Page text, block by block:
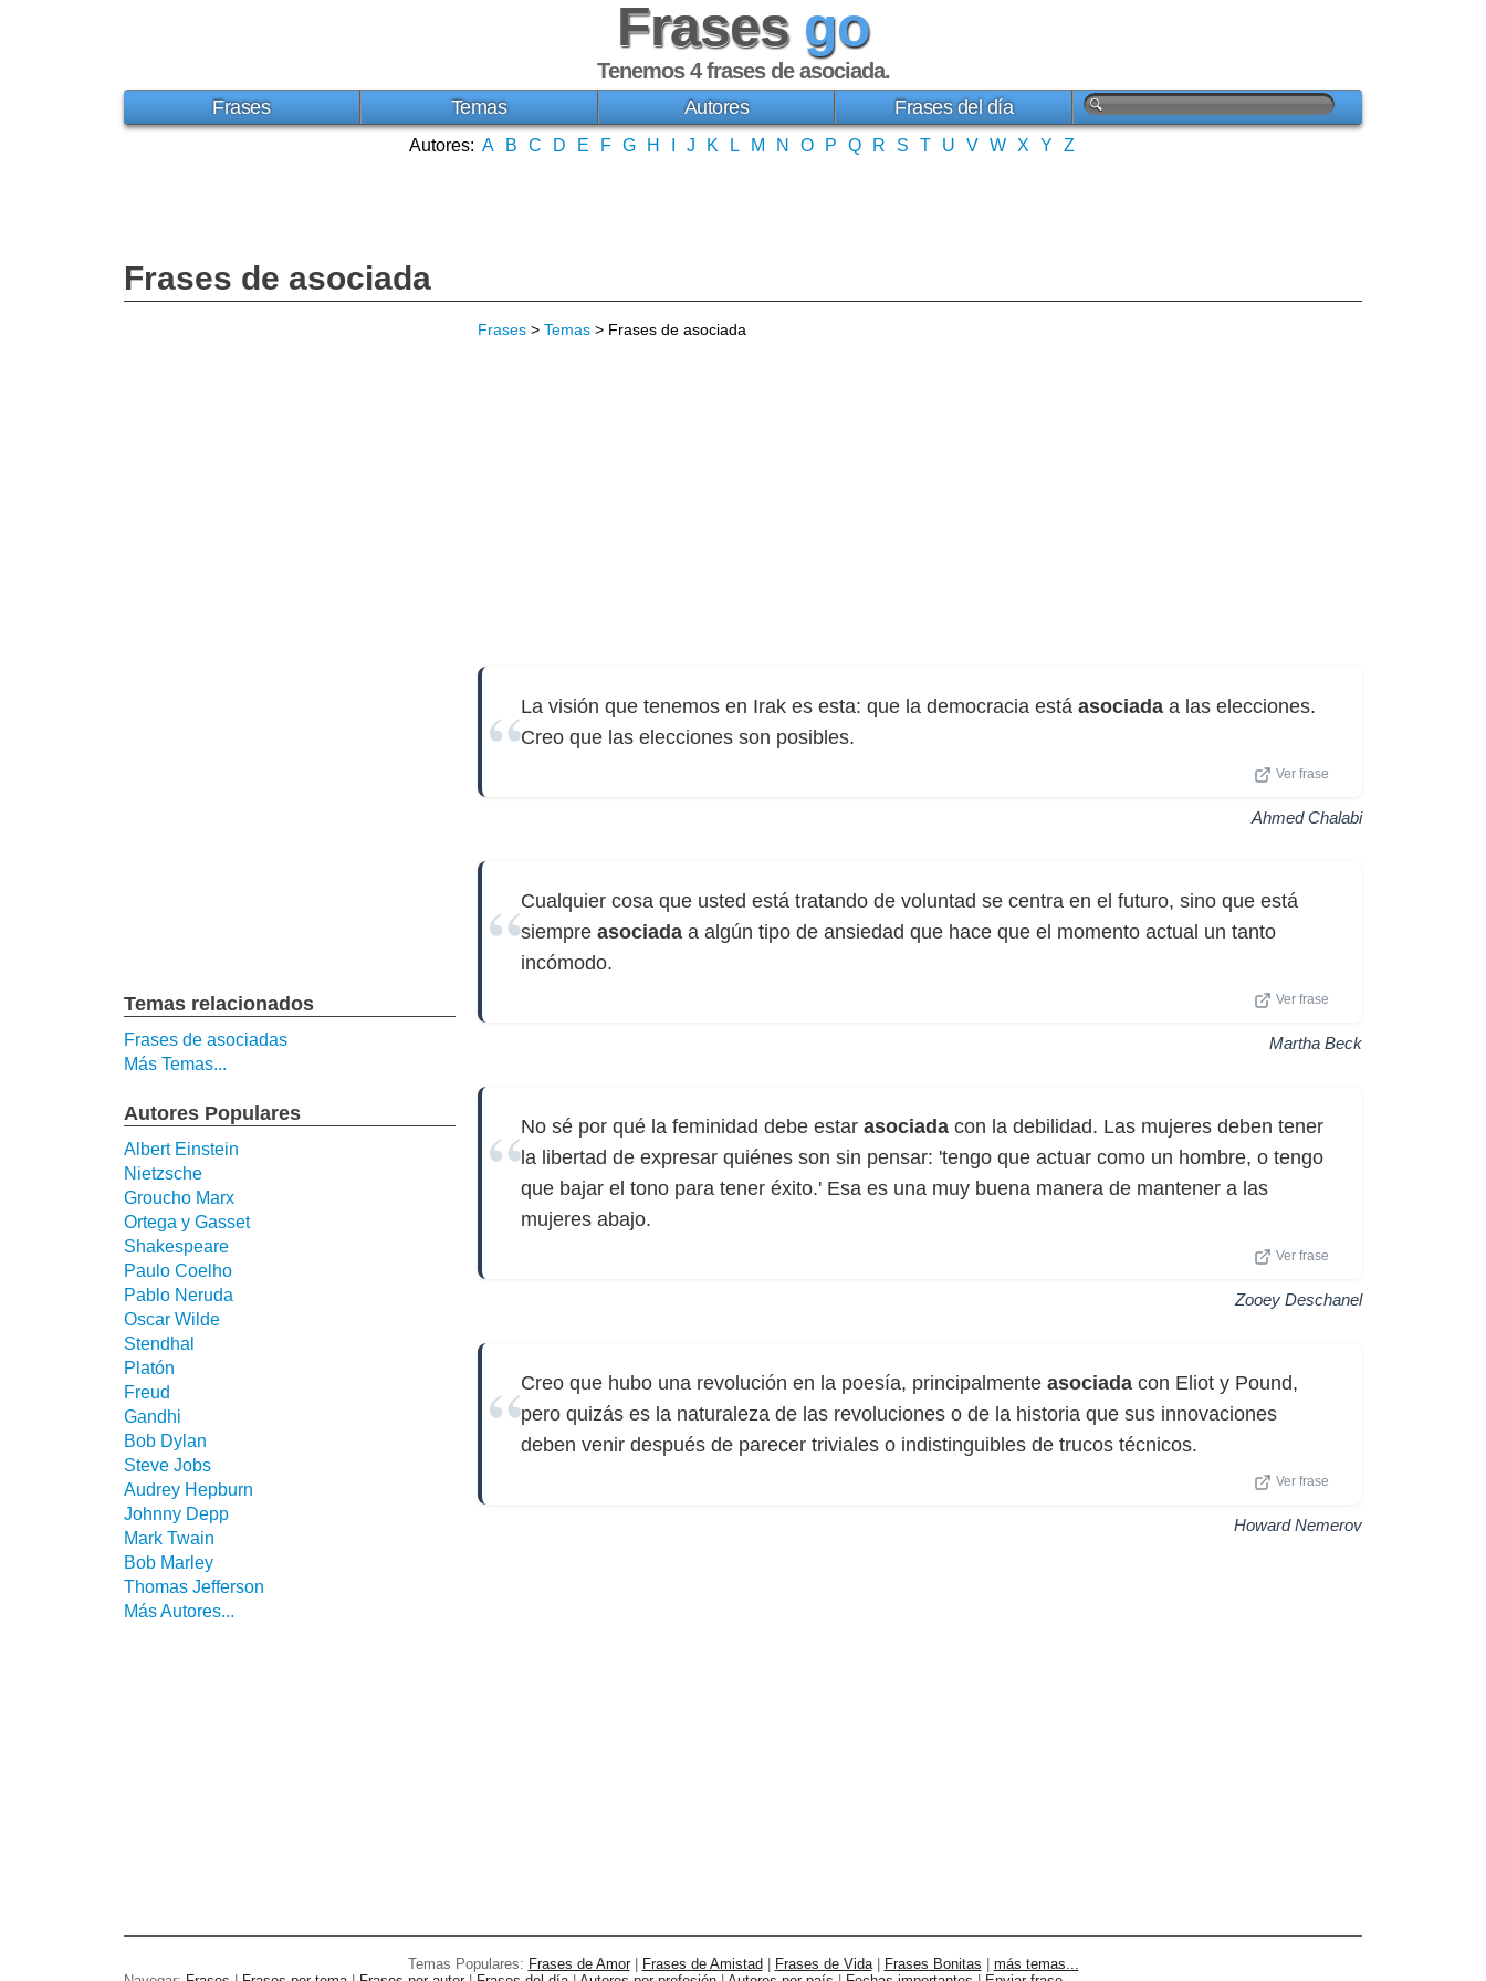
Frases go
Tenemos 4frases de asociada.
Frases Temas Autores Frases del día
Autores: A B C D E F G H J K L M N O P Q R S T U V W X Y Z
Frases de asociada
Frases > Temas > Frases de asociada
La visión que tenemos en Irak es esta: que la democracia está asociada a las elecciones.
Creo que las elecciones son posibles.
Ver frase
Ahmed Chalabi
Cualquier cosa que usted está tratando de voluntad se centra en el futuro, sino que está
siempre asociada a algún tipo de ansiedad que hace que el momento actual un tanto
incómodo.
Ver frase
Martha Beck
No sé por qué la feminidad debe estar asociada con la debilidad. Las mujeres deben tener
la libertad de expresar quiénes son sin pensar: 'tengo que actuar como un hombre, o tengo
que bajar el tono para tener éxito.' Esa es una muy buena manera de mantener a las
mujeres abajo.
Ver frase
Zooey Deschanel
Creo que hubo una revolución en la poesía, principalmente asociada con Eliot y Pound,
pero quizás es la naturaleza de las revoluciones o de la historia que sus innovaciones
deben venir después de parecer triviales o indistinguibles de trucos técnicos.
Ver frase
Howard Nemerov
Temas relacionados
Frases de asociadas
Más Temas...
Autores Populares
Albert Einstein
Nietzsche
Groucho Marx
Ortega y Gasset
Shakespeare
Paulo Coelho
Pablo Neruda
Oscar Wilde
Stendhal
Platón
Freud
Gandhi
Bob Dylan
Steve Jobs
Audrey Hepburn
Johnny Depp
Mark Twain
Bob Marley
Thomas Jefferson
Más Autores...
Temas Populares: Frases de Amor| Frases de Amistad Frases de Vida| Frases Bonitas
más temas...